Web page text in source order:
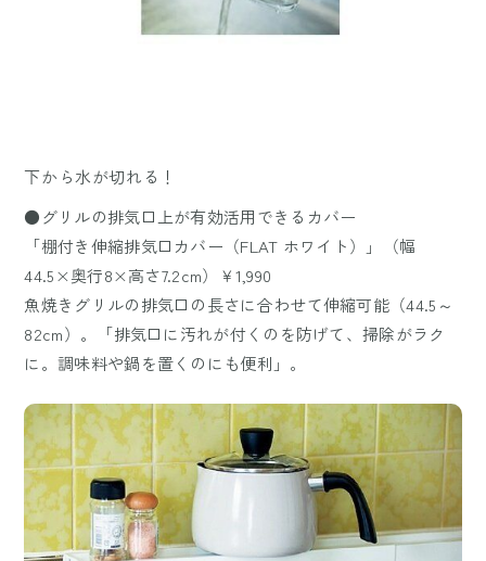
下から水が切れる！
●グリルの排気口上が有効活用できるカバー
「棚付き伸縮排気口カバー（FLAT ホワイト）」（幅
44.5×奥行8×高さ7.2cm）￥1,990
魚焼きグリルの排気口の長さに合わせて伸縮可能（44.5～
82cm）。「排気口に汚れが付くのを防げて、掃除がラク
に。調味料や鍋を置くのにも便利」。